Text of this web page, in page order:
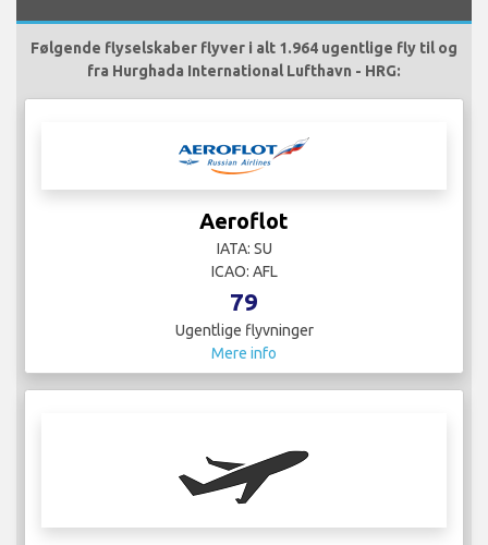
Følgende flyselskaber flyver i alt 1.964 ugentlige fly til og
fra Hurghada International Lufthavn - HRG:
Aeroflot
IATA: SU
ICAO: AFL
79
Ugentlige flyvninger
Mere info